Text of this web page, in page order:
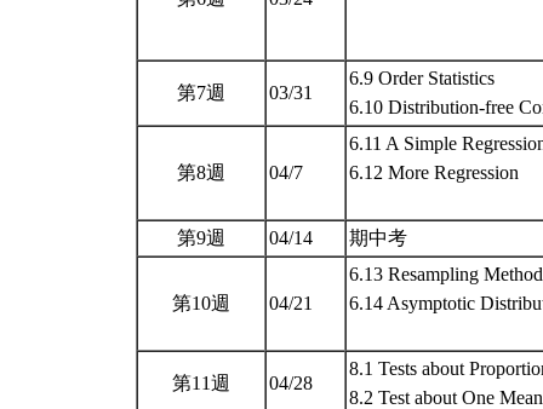
第7週 03/31
6.9 Order Statistics
6.10 Distribution-free
第8週 04/7
6.11 A Simple
6.12 More Regression
第9週 04/14 期中考
第10週 04/21
6.13 Resampling
6.14 Asymptotic
第11週 04/28
8.1 Tests about
8.2 Test about One